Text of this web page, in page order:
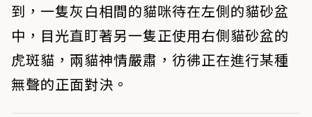
到，一隻灰白相間的貓咪待在左側的貓砂盆
中，目光直盯著另一隻正使用右側貓砂盆的
虎斑貓，兩貓神情嚴肅，彷彿正在進行某種
無聲的正面對決。